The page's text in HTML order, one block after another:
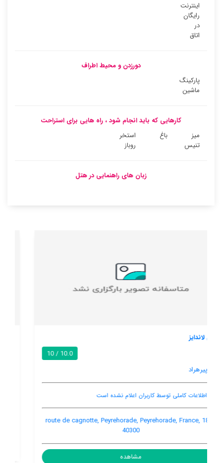
اینترنت
رایگان
در
اتاق
دورزدن و محیط اطراف
پارکینگ
ماشین
کارهایی که باید انجام شود ، راه هایی برای استراحت
میز
تنیس
باغ
استخر
روباز
زبان های راهنمایی در هتل
لس بارتس
هنوز اطلاعات کاملی توسط کاربران اعلام نشده است
Orist, Peyrehorade, France
مشاهده